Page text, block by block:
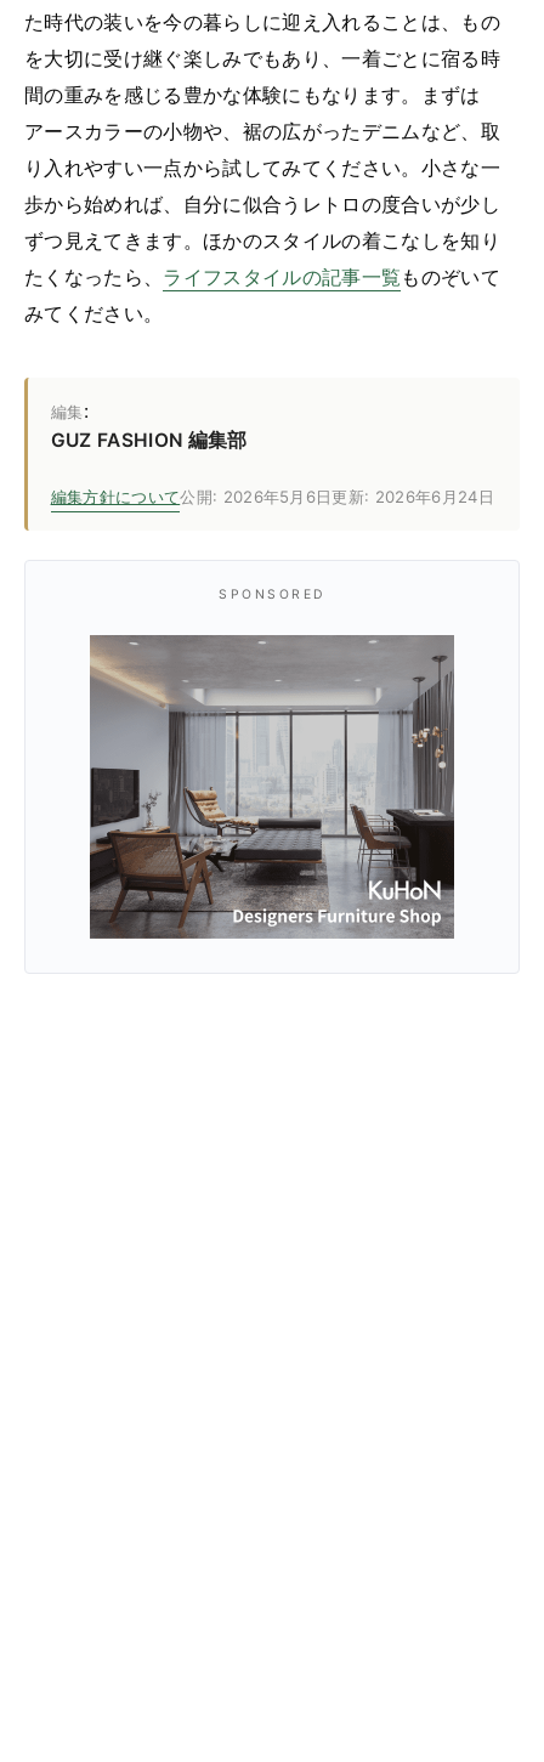
た時代の装いを今の暮らしに迎え入れることは、もの
を大切に受け継ぐ楽しみでもあり、一着ごとに宿る時
間の重みを感じる豊かな体験にもなります。まずは
アースカラーの小物や、裾の広がったデニムなど、取
り入れやすい一点から試してみてください。小さな一
歩から始めれば、自分に似合うレトロの度合いが少し
ずつ見えてきます。ほかのスタイルの着こなしを知り
たくなったら、 ライフスタイルの記事一覧 ものぞいて
みてください。
編集:
GUZ FASHION 編集部
編集方針について公開: 2026年5月6日更新: 2026年6月24日
SPONSORED